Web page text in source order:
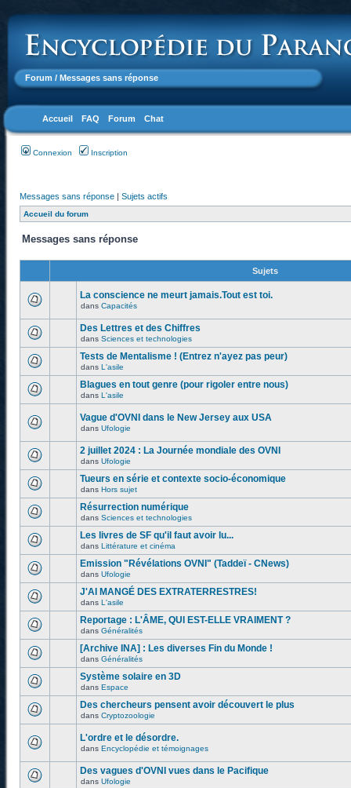
Forum / Messages sans réponse
Accueil FAQ Forum Chat
Connexion Inscription
Messages sans réponse | Sujets actifs
Accueil du forum
Messages sans réponse
Sujets
La conscience ne meurt jamais.Tout est toi.
dans Capacités
Des Lettres et des Chiffres
dans Sciences et technologies
Tests de Mentalisme ! (Entrez n'ayez pas peur)
dans L'asile
Blagues en tout genre (pour rigoler entre nous)
dans L'asile
Vague d'OVNI dans le New Jersey aux USA
dans Ufologie
2 juillet 2024 : La Journée mondiale des OVNI
dans Ufologie
Tueurs en série et contexte socio-économique
dans Hors sujet
Résurrection numérique
dans Sciences et technologies
Les livres de SF qu'il faut avoir lu...
dans Littérature et cinéma
Emission "Révélations OVNI" (Taddeï - CNews)
dans Ufologie
J'AI MANGÉ DES EXTRATERRESTRES!
dans L'asile
Reportage : L'ÂME, QUI EST-ELLE VRAIMENT ?
dans Généralités
[Archive INA] : Les diverses Fin du Monde !
dans Généralités
Système solaire en 3D
dans Espace
Des chercheurs pensent avoir découvert le plus
dans Cryptozoologie
L'ordre et le désordre.
dans Encyclopédie et témoignages
Des vagues d'OVNI vues dans le Pacifique
dans Ufologie